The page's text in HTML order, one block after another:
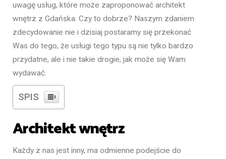
uwagę usług, które może zaproponować architekt
wnętrz z Gdańska. Czy to dobrze? Naszym zdaniem
zdecydowanie nie i dzisiaj postaramy się przekonać
Was do tego, że usługi tego typu są nie tylko bardzo
przydatne, ale i nie takie drogie, jak może się Wam
wydawać.
SPIS
Architekt wnętrz
Każdy z nas jest inny, ma odmienne podejście do